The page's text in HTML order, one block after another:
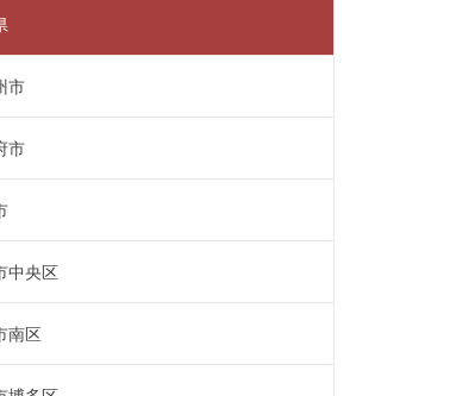
市
市
中央区
南区